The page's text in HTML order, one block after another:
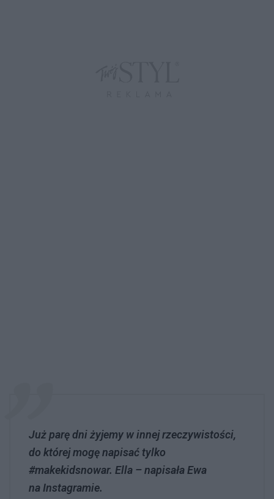
Już parę dni żyjemy w innej rzeczywistości,
do której mogę napisać tylko
#makekidsnowar. Ella – napisała Ewa
na Instagramie.